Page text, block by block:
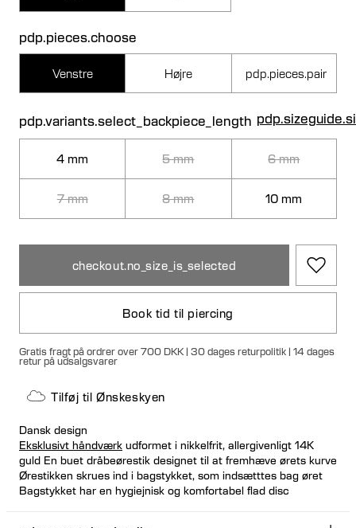
pdp.pieces.choose
Venstre Højre pdp.pieces.pair
pdp.variants.select_backpiece_length
4 mm 5 mm 6 mm
7 mm 8 mm 10 mm
checkout.no_size_is_selected
Book tid til piercing
Gratis fragt på ordrer over 700 DKK | 30 dages returpolitik | 14 dages
retur på udsalgsvarer
Tilføj til Ønskeskyen
Dansk design
Eksklusivt håndværk udformet i nikkelfrit, allergivenligt 14K
guld En buet dråbeørestik designet til at fremhæve ørets kurve
Ørestikken skrues ind i bagstykket, som indsætttes bag øret
Bagstykket har en hygiejnisk og komfortabel flad disc